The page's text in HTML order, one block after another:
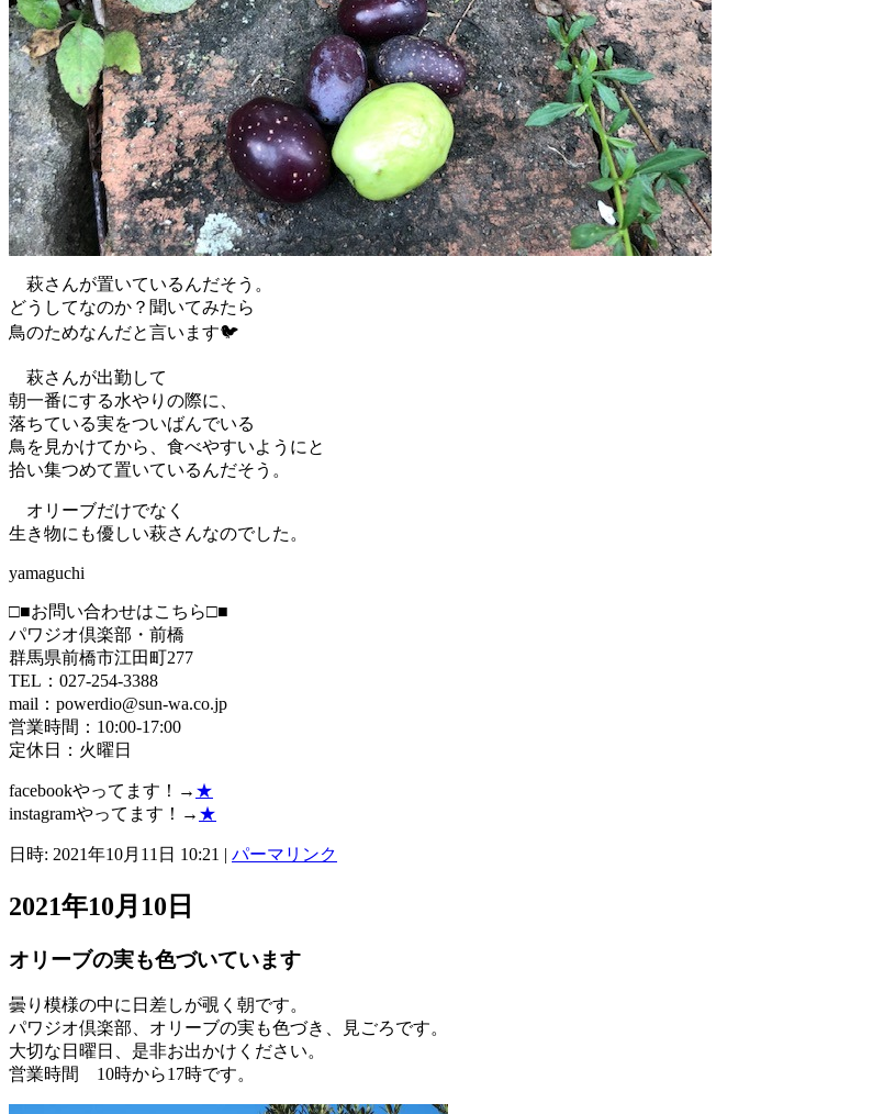
萩さんが置いているんだそう。
どうしてなのか？聞いてみたら
鳥のためなんだと言います🐦
萩さんが出勤して
朝一番にする水やりの際に、
落ちている実をついばんでいる
鳥を見かけてから、食べやすいようにと
拾い集つめて置いているんだそう。
オリーブだけでなく
生き物にも優しい萩さんなのでした。
yamaguchi
□■お問い合わせはこちら□■
パワジオ倶楽部・前橋
群馬県前橋市江田町277
TEL：027-254-3388
mail：powerdio@sun-wa.co.jp
営業時間：10:00-17:00
定休日：火曜日
facebookやってます！→ ★
instagramやってます！→ ★
日時: 2021年10月11日 10:21 | パーマリンク
2021年10月10日
オリーブの実も色づいています
曇り模様の中に日差しが覗く朝です。
パワジオ倶楽部、オリーブの実も色づき、見ごろです。
大切な日曜日、是非お出かけください。
営業時間 10時から17時です。